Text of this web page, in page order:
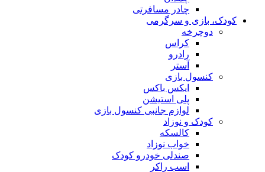
چادر مسافرتی
کودک، بازی و سرگرمی
دوچرخه
کراس
رادرو
آستر
کنسول بازی
ایکس باکس
پلی استیشن
لوازم جانبی کنسول بازی
کودک و نوزاد
کالسکه
خواب نوزاد
صندلی خودرو کودک
اسب راکر